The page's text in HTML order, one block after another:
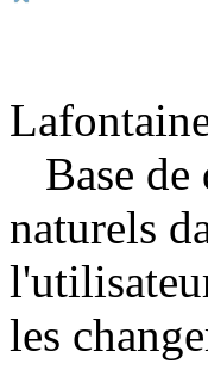
Base
naturels
les